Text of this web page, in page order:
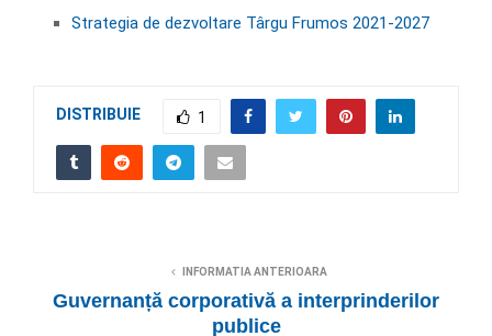
Strategia de dezvoltare Târgu Frumos 2021-2027
DISTRIBUIE 1
INFORMATIA ANTERIOARA
Guvernanță corporativă a interprinderilor
publice